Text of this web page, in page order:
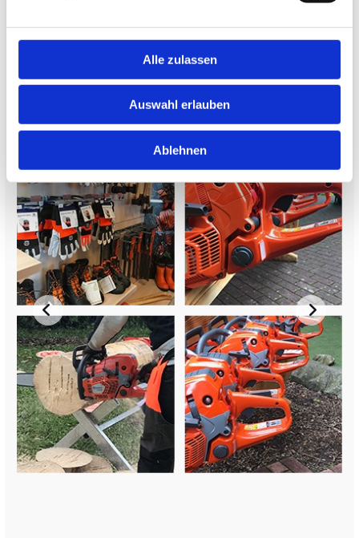
Alle zulassen
Auswahl erlauben
Ablehnen
✓Stiga ✓Flymo
Husqvarna
✓Walker